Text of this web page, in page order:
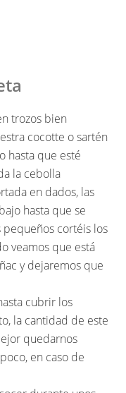
trozos bien
cocotte o sartén
hasta que esté
la cebolla
en dados, las
hasta que se
cortéis los
veamos que está
y dejaremos que
cubrir los
la cantidad de este
quedarnos
en caso de